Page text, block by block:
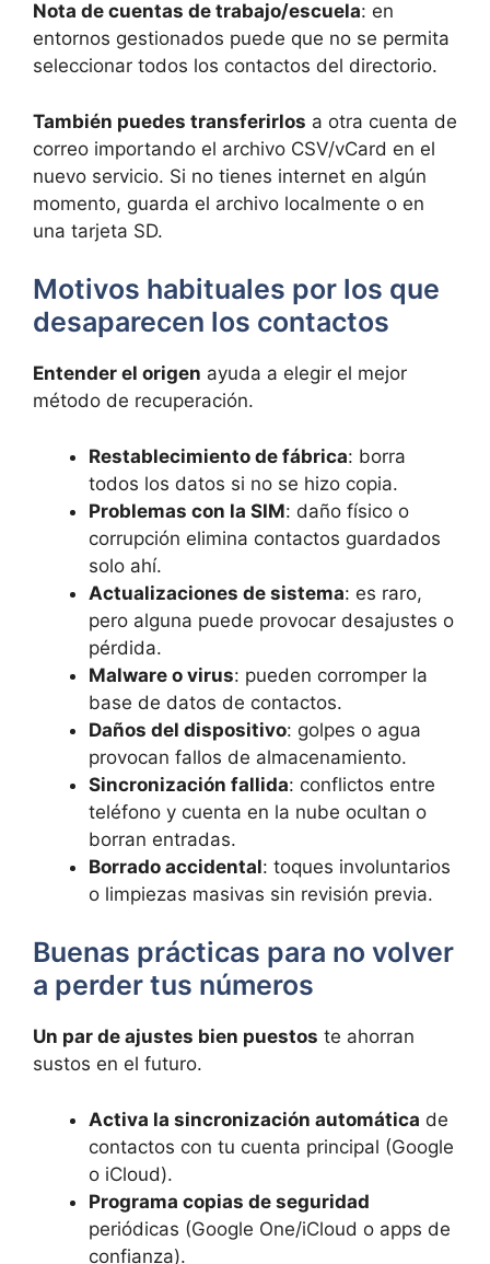
Nota de cuentas de trabajo/escuela: en
entornos gestionados puede que no se permita
seleccionar todos los contactos del directorio.
También puedes transferirlos a otra cuenta de
correo importando el archivo CSV/vCard en el
nuevo servicio. Si no tienes internet en algún
momento, guarda el archivo localmente o en
una tarjeta SD.
Motivos habituales por los que
desaparecen los contactos
Entender el origen ayuda a elegir el mejor
método de recuperación.
Restablecimiento de fábrica: borra
todos los datos si no se hizo copia.
Problemas con la SIM: daño físico o
corrupción elimina contactos guardados
solo ahí.
Actualizaciones de sistema: es raro,
pero alguna puede provocar desajustes o
pérdida.
Malware o virus: pueden corromper la
base de datos de contactos.
Daños del dispositivo: golpes o agua
provocan fallos de almacenamiento.
Sincronización fallida: conflictos entre
teléfono y cuenta en la nube ocultan o
borran entradas.
Borrado accidental: toques involuntarios
o limpiezas masivas sin revisión previa.
Buenas prácticas para no volver
a perder tus números
Un par de ajustes bien puestos te ahorran
sustos en el futuro.
Activa la sincronización automática de
contactos con tu cuenta principal (Google
o iCloud).
Programa copias de seguridad
periódicas (Google One/iCloud o apps de
confianza).